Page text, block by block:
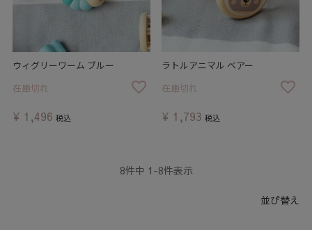
ウィグリーワーム ブルー
在庫切れ
¥ 1,496 税込
ラトルアニマル ベアー
在庫切れ
¥ 1,793 税込
並び替え
8件中 1 -8件表示